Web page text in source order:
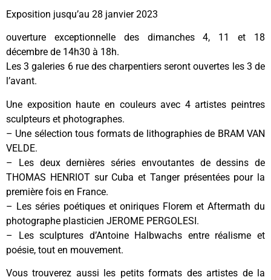
Exposition jusqu’au 28 janvier 2023
ouverture exceptionnelle des dimanches 4, 11 et 18
décembre de 14h30 à 18h.
Les 3 galeries 6 rue des charpentiers seront ouvertes les 3 de
l’avant.
Une exposition haute en couleurs avec 4 artistes peintres
sculpteurs et photographes.
– Une sélection tous formats de lithographies de BRAM VAN
VELDE.
– Les deux dernières séries envoutantes de dessins de
THOMAS HENRIOT sur Cuba et Tanger présentées pour la
première fois en France.
– Les séries poétiques et oniriques Florem et Aftermath du
photographe plasticien JEROME PERGOLESI.
– Les sculptures d’Antoine Halbwachs entre réalisme et
poésie, tout en mouvement.
Vous trouverez aussi les petits formats des artistes de la